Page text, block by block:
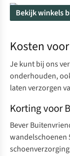
Bekijk winkels
Kosten
Je kunt bij ons
onderhouden,
laten verzorgen
Korting voor
Bever
wandelschoenen